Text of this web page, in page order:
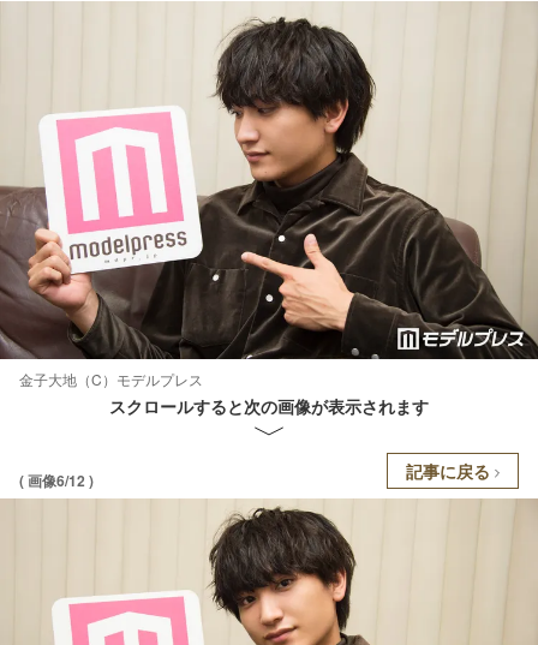
金子大地（C）モデルプレス
スクロールすると次の画像が表示されます
( 画像6/12 ) 記事に戻る